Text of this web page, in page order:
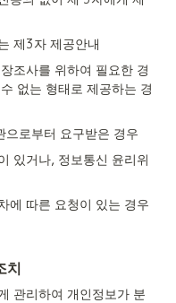
제3자 제공안내
조사를 위하여 필요한 경
없는 형태로 제공하는 경
으로부터 요구받은 경우
있거나, 정보통신 윤리위
에 따른 요청이 있는 경우
치
관리하여 개인정보가 분